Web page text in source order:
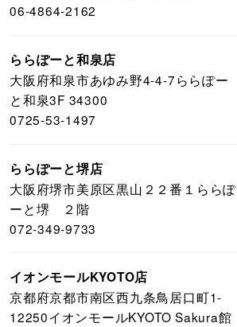
06-4864-2162
ららぽーと和泉店
大阪府和泉市あゆみ野4-4-7ららぽー
と和泉3F 34300
0725-53-1497
ららぽーと堺店
大阪府堺市美原区黒山２２番１ららぽ
ーと堺 ２階
072-349-9733
イオンモールKYOTO店
京都府京都市南区西九条鳥居口町1-
12250イオンモールKYOTO Sakura館